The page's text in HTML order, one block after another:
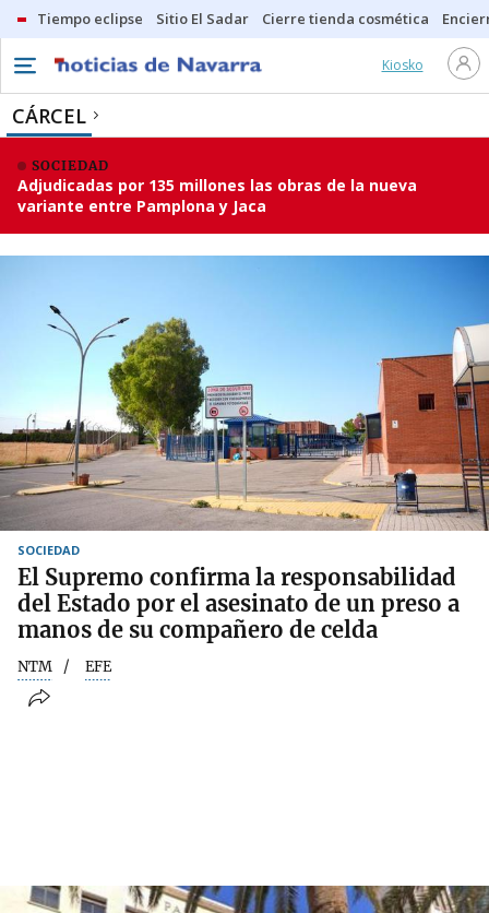
Tiempo eclipse Sitio El Sadar Cierre tienda cosmética
Kiosko
CÁRCEL
SOCIEDAD
Adjudicadas por 135 millones las obras de la nueva
variante entre Pamplona y Jaca
SOCIEDAD
El Supremo confirma la responsabilidad
del Estado por el asesinato de un preso a
manos de su compañero de celda
NTM EFE